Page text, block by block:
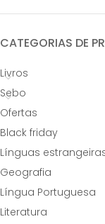
CATEGORIAS DE
Livros
Sebo
Ofertas
Black friday
Línguas
Geografia
Língua Portuguesa
Literatura